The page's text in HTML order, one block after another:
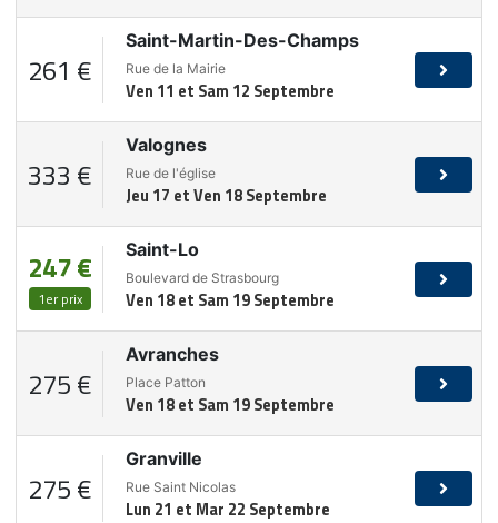
261 €
Saint-Martin-Des-Champs
Rue de la Mairie
Ven 11 et Sam 12 Septembre
333 €
Valognes
Rue de l'église
Jeu 17 et Ven 18 Septembre
247 €
1er prix
Saint-Lo
Boulevard de Strasbourg
Ven 18 et Sam 19 Septembre
275 €
Avranches
Place Patton
Ven 18 et Sam 19 Septembre
275 €
Granville
Rue Saint Nicolas
Lun 21 et Mar 22 Septembre